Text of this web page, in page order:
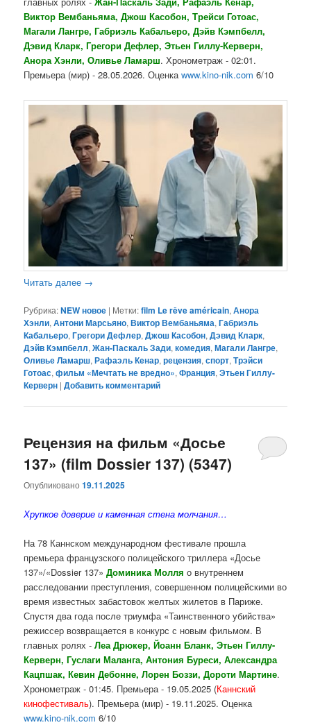
Виктор Вембаньяма, Джош Касобон, Трейси Готоас,
Магали Лангре, Габриэль Кабальеро, Дэйв Кэмпбелл,
Дэвид Кларк, Грегори Дефлер, Этьен Гиллу-Керверн,
Анора Хэнли, Оливье Ламарш. Хронометраж - 02:01.
Премьера (мир) - 28.05.2026. Оценкаwww.kino-nik.com 6/10
Читать далее →
Рубрика:NEW новое | Метки:film Le rêve américain,Анора
Хэнли,Антони Марсьяно,Виктор Вембаньяма,Габриэль
Кабальеро,Грегори Дефлер,Джош Касобон,Дэвид Кларк,
Дэйв Кэмпбелл,Жан-Паскаль Зади,комедия,Магали Лангре,
Оливье Ламарш,Рафаэль Кенар,рецензия,спорт,Трэйси
Готоас,фильм «Мечтать не вредно»,Франция,Этьен Гиллу-
Керверн |Добавить комментарий
Рецензия на фильм «Досье
137» (film Dossier 137) (5347)
Опубликовано19.11.2025
Хрупкое доверие и каменная стена молчания…
На 78 Каннском международном фестивале прошла
премьера французского полицейского триллера «Досье
137»/«Dossier 137»Доминика Молля о внутреннем
расследовании преступления, совершенном полицейскими во
время известных забастовок желтых жилетов в Париже.
Спустя два года после триумфа «Таинственного убийства»
режиссер возвращается в конкурс с новым фильмом. В
главных ролях -Леа Дрюкер, Йоанн Бланк, Этьен Гиллу-
Керверн, Гуслаги Маланга, Антония Буреси, Александра
Кацпшак, Кевин Дебонне, Лорен Боззи, Дороти Мартине.
Хронометраж - 01:45. Премьера - 19.05.2025 (Каннский
кинофестиваль). Премьера (мир) - 19.11.2025. Оценка
www.kino-nik.com 6/10